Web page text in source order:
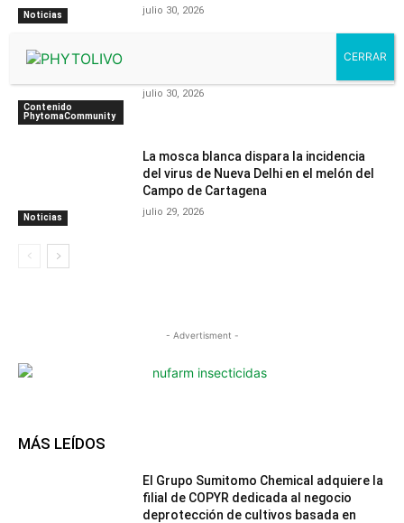
Noticias julio 30, 2026
Contenido
PhytomaCommunity
Ecuador detecta la Xylella en cultivos de
julio 30, 2026
Noticias
La mosca blanca dispara la incidencia
del virus de Nueva Delhi en el melón del
Campo de Cartagena
julio 29, 2026
- Advertisment -
MÁS LEÍDOS
El Grupo Sumitomo Chemical adquiere la
filial de COPYR dedicada al negocio
deprotección de cultivos basada en